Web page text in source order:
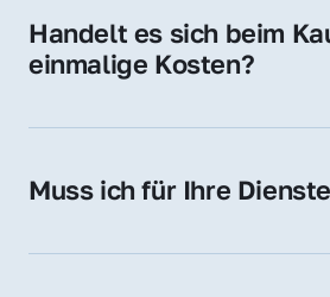
Handelt es sich beim
einmalige Kosten?
späteren Betrieb der Domain
Gebühren an. Diese
Muss ich für Ihre
der Domain – ohne